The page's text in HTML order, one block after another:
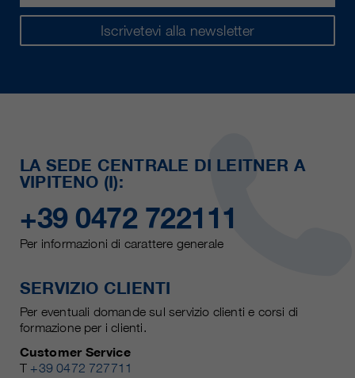
Iscrivetevi alla newsletter
LA SEDE CENTRALE DI LEITNER A
VIPITENO (I):
+39 0472 722111
Per informazioni di carattere generale
SERVIZIO CLIENTI
Per eventuali domande sul servizio clienti e corsi di
formazione per i clienti.
Customer Service
T +39 0472 727711